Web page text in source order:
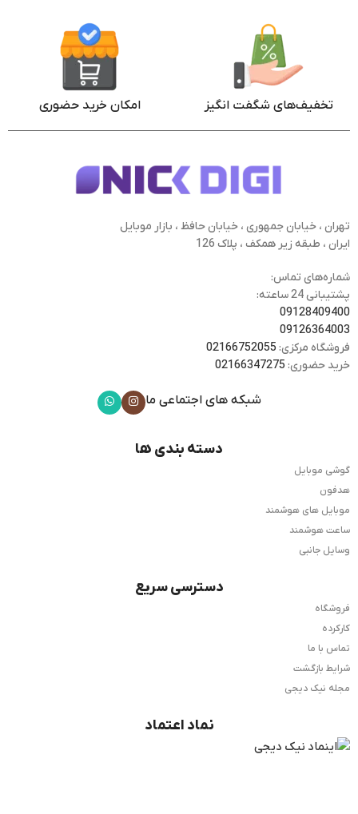
تخفیف‌های شگفت انگیز امکان خرید حضوری
تهران ، خیابان جمهوری ، خیابان حافظ ، بازار موبایل
ایران ، طبقه زیر همکف ، پلاک 126
شماره‌های تماس:
پشتیبانی 24 ساعته:
09128409400
09126364003
فروشگاه مرکزی: 02166752055
خرید حضوری: 02166347275
شبکه های اجتماعی ما
دسته بندی ها
گوشی موبایل
هدفون
موبایل های هوشمند
ساعت هوشمند
وسایل جانبی
دسترسی سریع
فروشگاه
کارکرده
تماس با ما
شرایط بازگشت
مجله نیک دیجی
نماد اعتماد